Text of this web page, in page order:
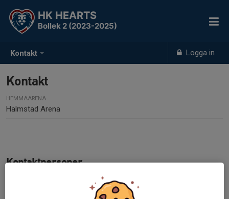
Kontakt Logga in
HK HEARTS
Bollek 2 (2023-2025)
Kontakt
HEMMAARENA
Halmstad Arena
Kontaktpersoner
Emilie Tandrup